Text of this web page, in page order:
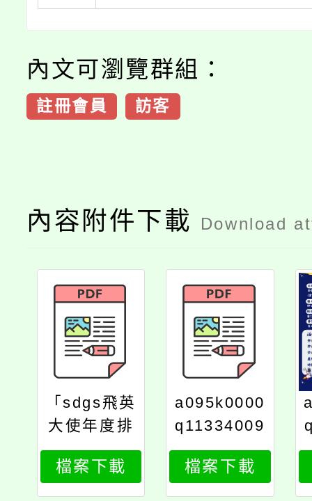
內文可瀏覽群組：
註冊會員 訪客
內容附件下載 Download
「sdgs飛英
大使年度排
行榜積分
賽」比賽
檔案下載
a095k0000
q11334009
00001
檔案下載